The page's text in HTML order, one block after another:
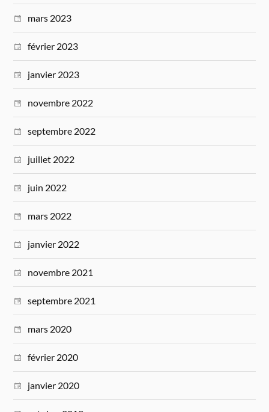
mars 2023
février 2023
janvier 2023
novembre 2022
septembre 2022
juillet 2022
juin 2022
mars 2022
janvier 2022
novembre 2021
septembre 2021
mars 2020
février 2020
janvier 2020